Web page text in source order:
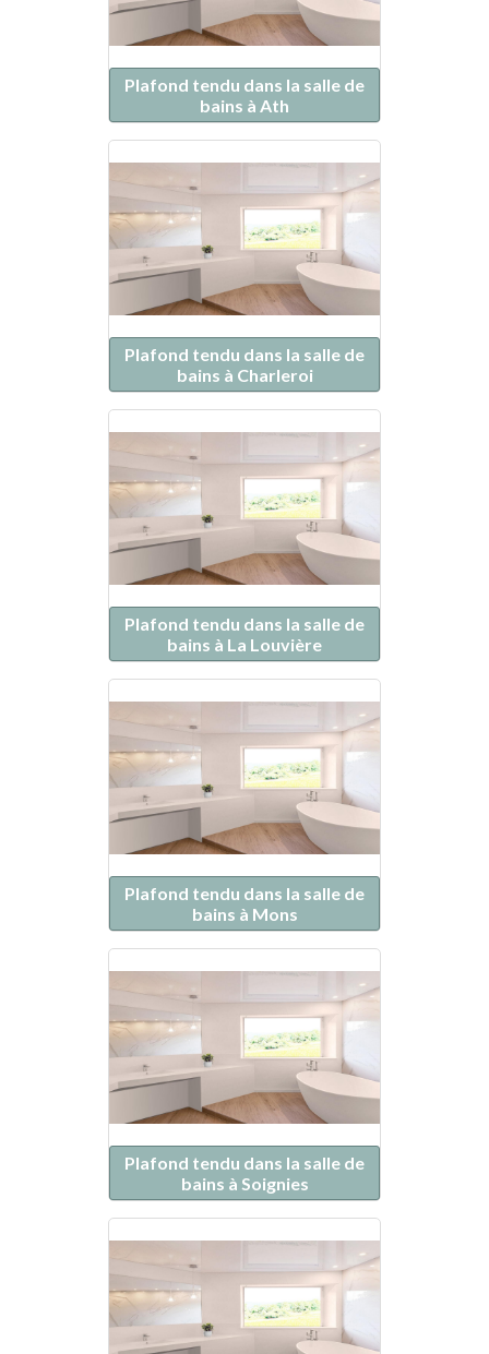
Plafond tendu dans la salle de
bains à Ath
Plafond tendu dans la salle de
bains à Charleroi
Plafond tendu dans la salle de
bains à La Louvière
Plafond tendu dans la salle de
bains à Mons
Plafond tendu dans la salle de
bains à Soignies